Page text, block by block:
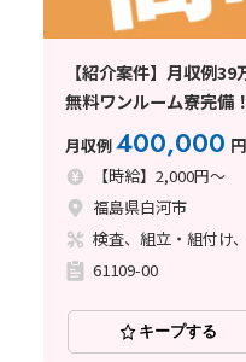
【紹介案件】月収例
無料ワンルーム寮完備！
月収例400,000 円
【時給】2,000円～
福島県白河市
検査、組立・組付け
61109-00
キープする